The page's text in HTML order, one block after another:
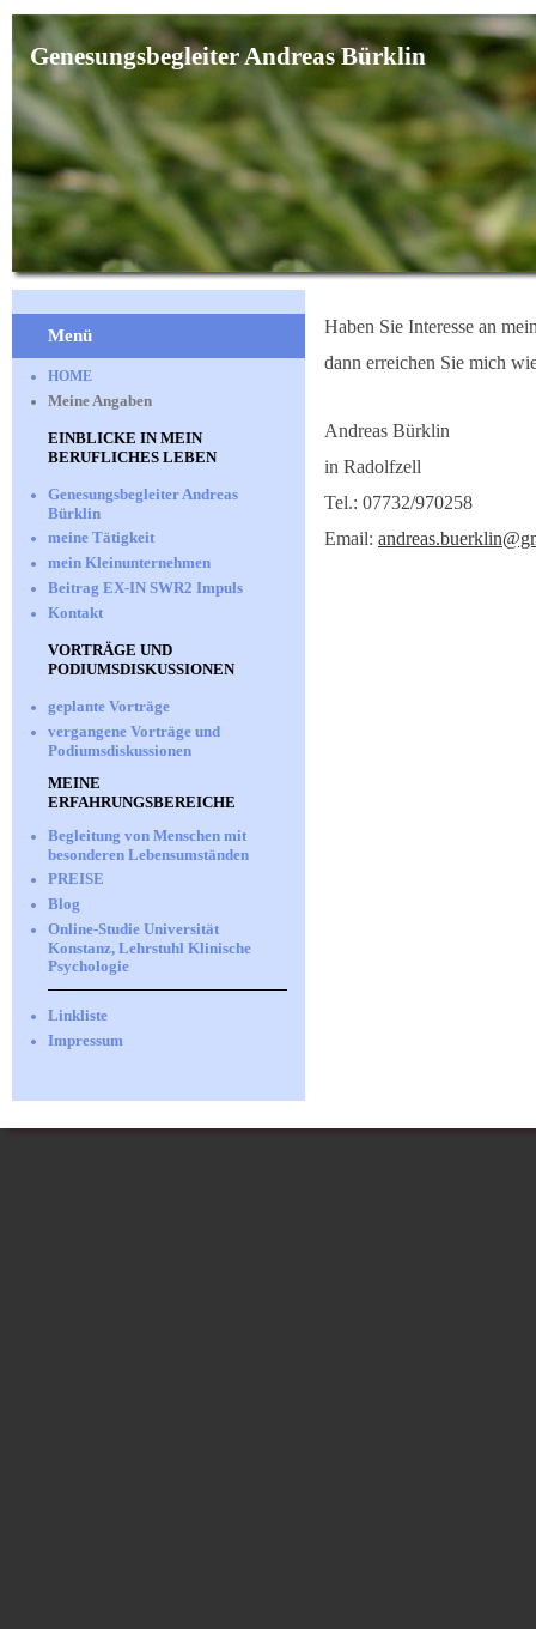
Genesungsbegleiter Andreas Bürklin
Menü
HOME
Meine Angaben
EINBLICKE IN MEIN
BERUFLICHES LEBEN
Genesungsbegleiter Andreas
Bürklin
meine Tätigkeit
mein Kleinunternehmen
Beitrag EX-IN SWR2 Impuls
Kontakt
VORTRÄGE UND
PODIUMSDISKUSSIONEN
geplante Vorträge
vergangene Vorträge und
Podiumsdiskussionen
MEINE
ERFAHRUNGSBEREICHE
Begleitung von Menschen mit
besonderen Lebensumständen
PREISE
Blog
Online-Studie Universität
Konstanz, Lehrstuhl Klinische
Psychologie
Linkliste
Impressum
Haben Sie Interesse an
dann erreichen Sie mich
Andreas Bürklin
in Radolfzell
Tel.: 07732/970258
Email: